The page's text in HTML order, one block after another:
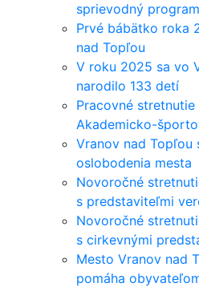
sprievodný program
Prvé bábätko roka
nad Topľou
V roku 2025 sa vo
narodilo 133 detí
Pracovné
Akademicko-
Vranov nad Topľou
oslobodenia mesta
Novoročné
s predstaviteľmi
Novoročné
s cirkevnými
Mesto Vranov nad
pomáha